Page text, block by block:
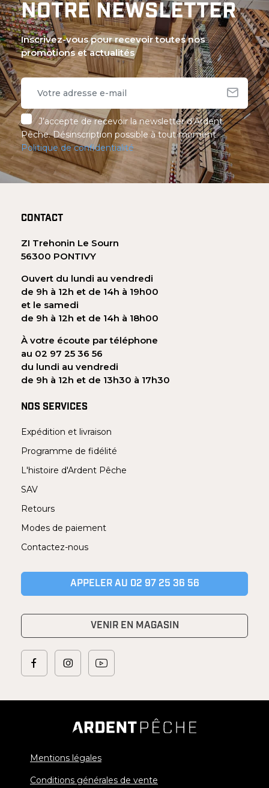
NOTRE NEWSLETTER
Inscrivez-vous pour recevoir toutes nos
promotions et actualités
J’accepte de recevoir la newsletter d’Ardent
Pêche. Désinscription possible à tout moment.
Politique de confidentialité
CONTACT
ZI Trehonin Le Sourn
56300 PONTIVY
Ouvert du lundi au vendredi
de 9h à 12h et de 14h à 19h00
et le samedi
de 9h à 12h et de 14h à 18h00
À votre écoute par téléphone
au 02 97 25 36 56
du lundi au vendredi
de 9h à 12h et de 13h30 à 17h30
NOS SERVICES
Expédition et livraison
Programme de fidélité
L'histoire d'Ardent Pêche
SAV
Retours
Modes de paiement
Contactez-nous
APPELER AU 02 97 25 36 56
VENIR EN MAGASIN
Mentions légales
Conditions générales de vente